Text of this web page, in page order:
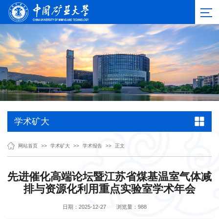
学术矿大
网站首页 >> 学术矿大 >> 学术报告 >> 正文
先进催化高端论坛暨江苏省煤基温室气体减
排与资源化利用重点实验室学术年会
日期：2025-12-27 浏览量： 988